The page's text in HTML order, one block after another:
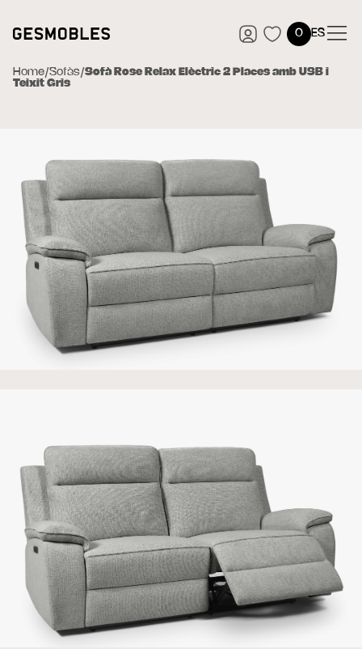
0 ES
Home/Sofàs/Sofà Rose Relax Elèctric 2 Places amb USB i
Teixit Gris